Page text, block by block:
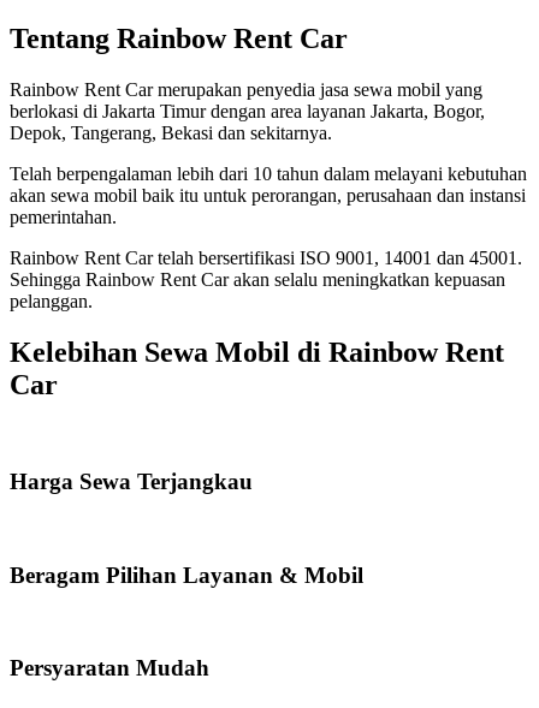
Tentang Rainbow Rent Car
Rainbow Rent Car merupakan penyedia jasa sewa mobil yang
berlokasi di Jakarta Timur dengan area layanan Jakarta, Bogor,
Depok, Tangerang, Bekasi dan sekitarnya.
Telah berpengalaman lebih dari 10 tahun dalam melayani kebutuhan
akan sewa mobil baik itu untuk perorangan, perusahaan dan instansi
pemerintahan.
Rainbow Rent Car telah bersertifikasi ISO 9001, 14001 dan 45001.
Sehingga Rainbow Rent Car akan selalu meningkatkan kepuasan
pelanggan.
Kelebihan Sewa Mobil di Rainbow Rent
Car
Harga Sewa Terjangkau
Beragam Pilihan Layanan & Mobil
Persyaratan Mudah